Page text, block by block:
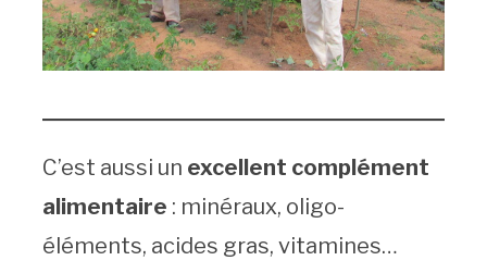
C’est aussi un excellent complément
alimentaire : minéraux, oligo-
éléments, acides gras, vitamines…